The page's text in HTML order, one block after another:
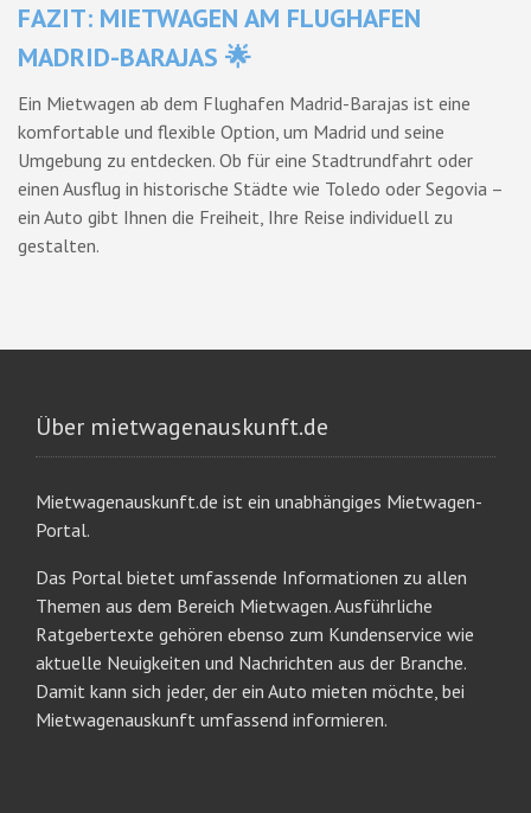
FAZIT: MIETWAGEN AM FLUGHAFEN
MADRID-BARAJAS 🌟
Ein Mietwagen ab dem Flughafen Madrid-Barajas ist eine
komfortable und flexible Option, um Madrid und seine
Umgebung zu entdecken. Ob für eine Stadtrundfahrt oder
einen Ausflug in historische Städte wie Toledo oder Segovia –
ein Auto gibt Ihnen die Freiheit, Ihre Reise individuell zu
gestalten.
Über mietwagenauskunft.de
Mietwagenauskunft.de ist ein unabhängiges Mietwagen-
Portal.
Das Portal bietet umfassende Informationen zu allen
Themen aus dem Bereich Mietwagen. Ausführliche
Ratgebertexte gehören ebenso zum Kundenservice wie
aktuelle Neuigkeiten und Nachrichten aus der Branche.
Damit kann sich jeder, der ein Auto mieten möchte, bei
Mietwagenauskunft umfassend informieren.